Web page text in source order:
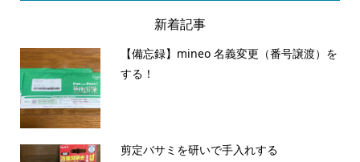
新着記事
【備忘録】mineo 名義変更（番号譲渡）を
する！
剪定バサミを研いで手入れする